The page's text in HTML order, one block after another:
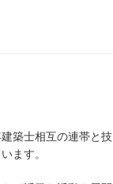
築士相互の連帯と技
ます。